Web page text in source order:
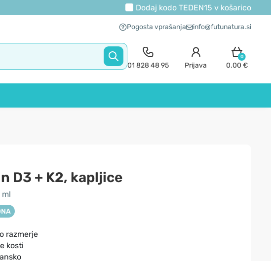
Dodaj kodo TEDEN15 v košarico
Pogosta vprašanja info@futunatura.si
01 828 48 95 Prijava
0
0.00 €
D3 + K2, kapljice
ml
razmerje
kosti